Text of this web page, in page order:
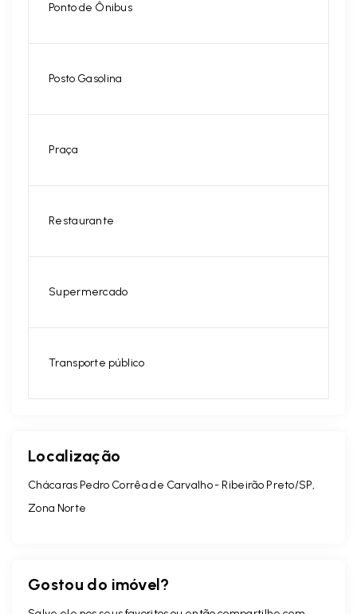
Ponto de Ônibus
Posto Gasolina
Praça
Restaurante
Supermercado
Transporte público
Localização
Chácaras Pedro Corrêa de Carvalho - Ribeirão Preto/SP,
Zona Norte
Gostou do imóvel?